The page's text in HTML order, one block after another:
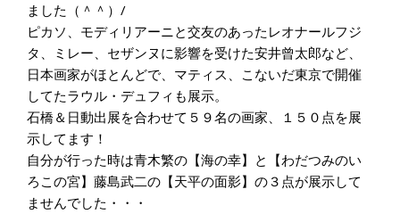
ました（＾＾）/
ピカソ、モディリアーニと交友のあったレオナールフジ
タ、ミレー、セザンヌに影響を受けた安井曾太郎など、
日本画家がほとんどで、マティス、こないだ東京で開催
してたラウル・デュフィも展示。
石橋＆日動出展を合わせて５９名の画家、１５０点を展
示してます！
自分が行った時は青木繁の【海の幸】と【わだつみのい
ろこの宮】藤島武二の【天平の面影】の３点が展示して
ませんでした・・・